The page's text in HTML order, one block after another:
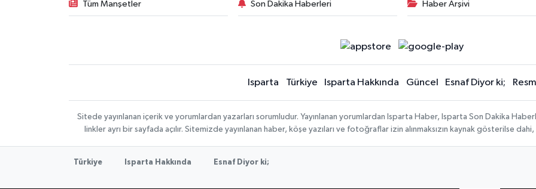
Tüm Manşetler Son Dakika Haberleri Haber Arşivi
Isparta Türkiye Isparta Hakkında Güncel Esnaf Diyor ki;
Sitede yayınlanan içerik ve yorumlardan yazarları sorumludur. Yayınlanan yorumlardan Isparta Haber, Isparta Son Dakika
linkler ayrı bir sayfada açılır. Sitemizde yayınlanan haber, köşe yazıları ve fotoğraflar izin alınmaksızın kaynak gösterilse
Türkiye Isparta Hakkında Esnaf Diyor ki;